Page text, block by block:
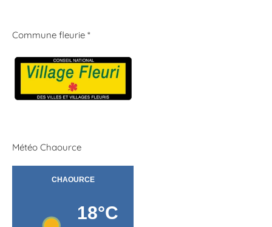
Commune fleurie *
Météo Chaource